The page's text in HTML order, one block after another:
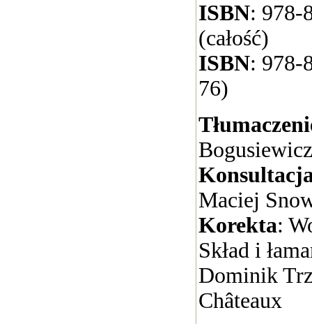
ISBN: 978-
(całość)
ISBN: 978-
76)
Maciej
Korekta:
Skład i
Dominik
Châteaux